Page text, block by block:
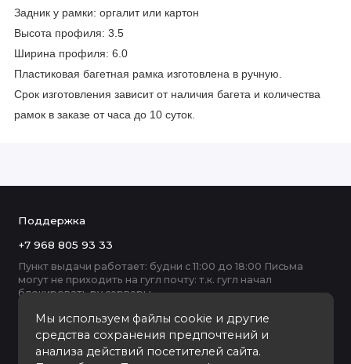
Задник у рамки: оргалит или картон
Высота профиля: 3.5
Ширина профиля: 6.0
Пластиковая багетная рамка изготовлена в ручную.
Срок изготовления зависит от наличия багета и количества
рамок в заказе от часа до 10 суток.
Мы используем файлы cookie и другие
средства сохранения предпочтений и
анализа действий посетителей сайта.
Поддержка
+7 968 805 93 33
Пункт выдачи работает: будни с 11:00 до 18:00 Письма
могут не приходить на гугл почту: т.к. гугл начал
блокировать ру серверы